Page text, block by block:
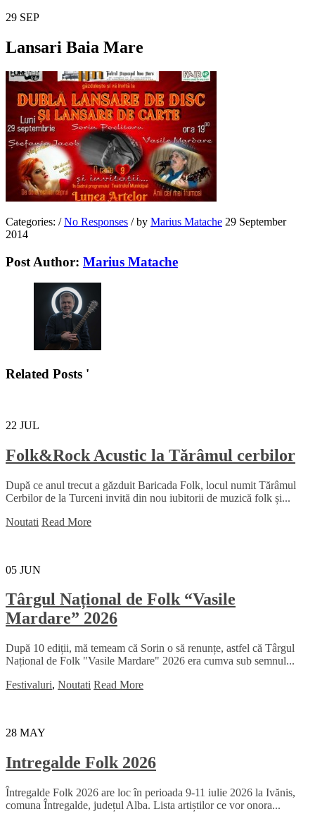
29 SEP
Lansari Baia Mare
Categories: / No Responses /by Marius Matache 29 September
2014
Post Author: Marius Matache
Related Posts '
22 JUL
Folk&Rock Acustic la Tărâmul cerbilor
După ce anul trecut a găzduit Baricada Folk, locul numit Tărâmul
Cerbilor de la Turceni invită din nou iubitorii de muzică folk și...
Noutati Read More
05 JUN
Târgul Național de Folk “Vasile
Mardare” 2026
După 10 ediții, mă temeam că Sorin o să renunțe, astfel că Târgul
Național de Folk "Vasile Mardare" 2026 era cumva sub semnul...
Festivaluri, Noutati Read More
28 MAY
Intregalde Folk 2026
Întregalde Folk 2026 are loc în perioada 9-11 iulie 2026 la Ivănis,
comuna Întregalde, județul Alba. Lista artiștilor ce vor onora...